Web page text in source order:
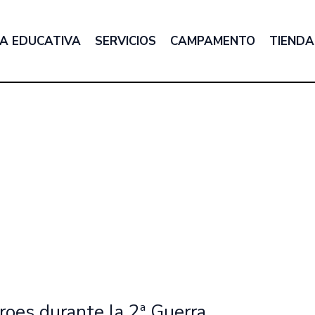
EDUCATIVA SERVICIOS CAMPAMENTO TIENDA